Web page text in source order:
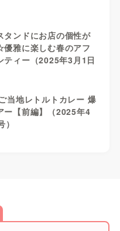
タンドにお店の個性が
雅に楽しむ春のアフ
ティー（2025年3月1日
当地レトルトカレー 爆
ー【前編】（2025年4